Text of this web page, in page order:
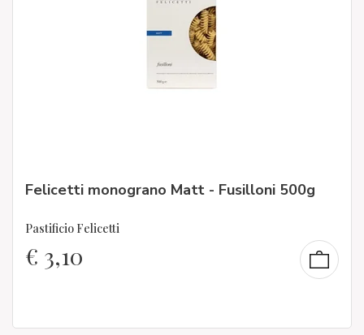
Felicetti monograno Matt - Fusilloni 500g
Pastificio Felicetti
€ 3,10